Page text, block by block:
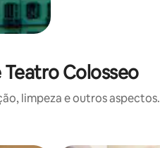
Colosseo
limpeza e outros aspectos.